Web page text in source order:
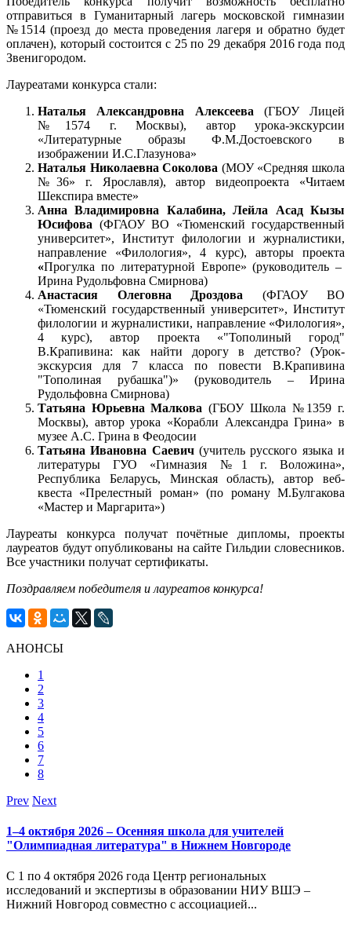
отправиться в Гуманитарный лагерь московской гимназии
№1514 (проезд до места проведения лагеря и обратно будет
оплачен), который состоится с 25 по 29 декабря 2016 года под
Звенигородом.
Лауреатами конкурса стали:
Наталья Александровна Алексеева (ГБОУ Лицей
№1574 г. Москвы), автор урока-экскурсии
«Литературные образы Ф.М.Достоевского в
изображении И.С.Глазунова»
Наталья Николаевна Соколова (МОУ «Средняя школа
№36» г. Ярославля), автор видеопроекта «Читаем
Шекспира вместе»
Анна Владимировна Калабина, Лейла Асад Кызы
Юсифова (ФГАОУ ВО «Тюменский государственный
университет», Институт филологии и журналистики,
направление «Филология», 4 курс), авторы проекта
«Прогулка по литературной Европе» (руководитель –
Ирина Рудольфовна Смирнова)
Анастасия Олеговна Дроздова (ФГАОУ ВО
«Тюменский государственный университет», Институт
филологии и журналистики, направление «Филология»,
4 курс), автор проекта «"Тополиный город"
В.Крапивина: как найти дорогу в детство? (Урок-
экскурсия для 7 класса по повести В.Крапивина
"Тополиная рубашка")» (руководитель – Ирина
Рудольфовна Смирнова)
Татьяна Юрьевна Малкова (ГБОУ Школа №1359 г.
Москвы), автор урока «Корабли Александра Грина» в
музее А.С. Грина в Феодосии
Татьяна Ивановна Саевич (учитель русского языка и
литературы ГУО «Гимназия №1 г. Воложина»,
Республика Беларусь, Минская область), автор веб-
квеста «Прелестный роман» (по роману М.Булгакова
«Мастер и Маргарита»)
Лауреаты конкурса получат почётные дипломы, проекты
лауреатов будут опубликованы на сайте Гильдии словесников.
Все участники получат сертификаты.
Поздравляем победителя и лауреатов конкурса!
АНОНСЫ
1
2
3
4
5
6
7
8
Prev Next
1–4 октября 2026 – Осенняя школа для учителей
"Олимпиадная литература" в Нижнем Новгороде
С 1 по 4 октября 2026 года Центр региональных
исследований и экспертизы в образовании НИУ ВШЭ –
Нижний Новгород совместно с ассоциацией...